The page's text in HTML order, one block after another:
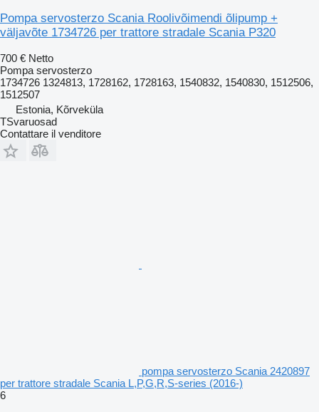
Pompa servosterzo Scania Roolivõimendi õlipump +
väljavõte 1734726 per trattore stradale Scania P320
700 € Netto
Pompa servosterzo
1734726 1324813, 1728162, 1728163, 1540832, 1540830, 1512506,
1512507
Estonia, Kõrveküla
TSvaruosad
Contattare il venditore
pompa servosterzo Scania 2420897
per trattore stradale Scania L,P,G,R,S-series (2016-)
6